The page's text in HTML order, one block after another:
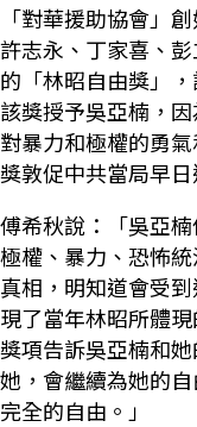
「對華援助協會」
許志永、丁家喜、
的「林昭自由獎」
該獎授予吳亞楠，
對暴力和極權的勇
獎敦促中共當局早
傅希秋說：「吳亞
極權、暴力、恐怖
真相，明知道會受
現了當年林昭所體
獎項告訴吳亞楠和
她，會繼續為她的
完全的自由。」